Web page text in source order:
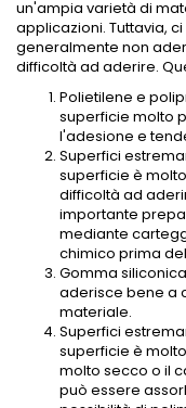
un'ampia varietà di
applicazioni. Tuttavia,
generalmente non
difficoltà ad aderire.
Polietilene e
superficie molto
l'adesione e
Superfici
superficie è
difficoltà ad
importante
mediante
chimico prima
Gomma
aderisce bene a
materiale.
Superfici
superficie è
molto secco o il
può essere